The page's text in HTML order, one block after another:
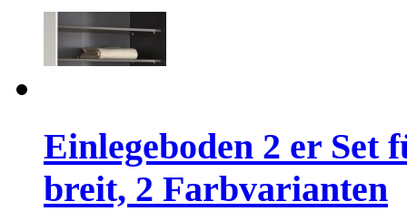
Einlegeboden 2 er Set
breit, 2 Farbvarianten